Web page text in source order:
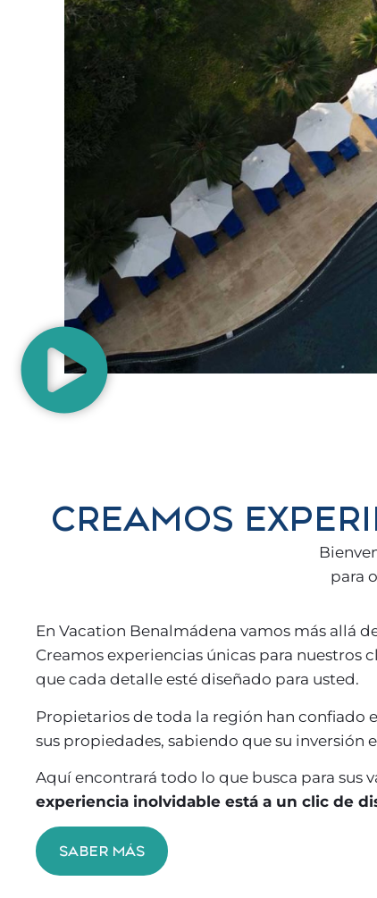
CREAMOS
para
En Vacation Benalmádena vamos más allá
Creamos experiencias únicas para nuestros
que cada detalle esté diseñado para usted.
Propietarios de toda la región han confiado
sus propiedades, sabiendo que su inversión
Aquí encontrará todo lo que busca para sus
experiencia inolvidable está a un clic de
SABER MÁS